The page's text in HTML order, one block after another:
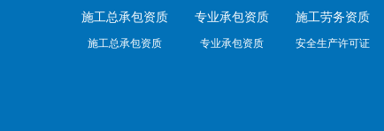
施工总承包资质
施工总承包资质
专业承包资质
专业承包资质
施工劳务资质
安全生产许可证